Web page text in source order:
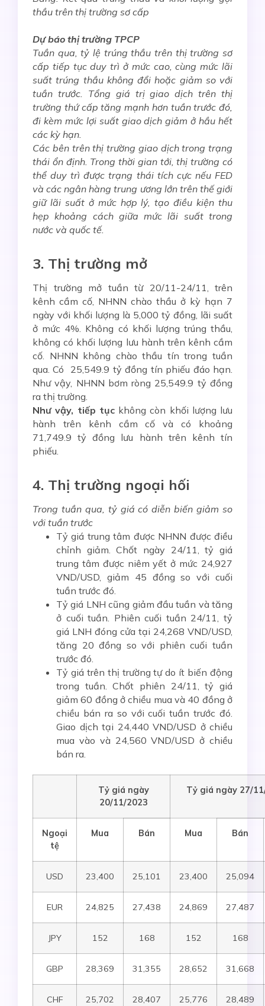
thầu trên thị trường sơ cấp
Dự báo thị trường TPCP
Tuần qua, tỷ lệ trúng thầu trên thị trường sơ
cấp tiếp tụcduy trì ở mức cao, cùng mức lãi
suất trúng thầu không đổi hoặc giảm so với
tuần trước. Tổng giá trị giao dịch trên thị
trường thứ cấp tăng mạnh hơn tuần trước đó,
đi kèm mức lợi suất giao dịch giảm ở hầu hết
các kỳ hạn.
Các bên trên thị trường giao dịch trong trạng
thái ổn định. Trong thời gian tới, thị trường có
thể duy trì được trạng thái tích cực nếu FED
và các ngân hàng trung ương lớn trên thế giới
giữ lãi suất ở mức hợp lý, tạo điều kiện thu
hẹp khoảng cách giữa mức lãi suất trong
nước và quốc tế.
3. Thị trường mở
Thị trường mở tuần từ 20/11-24/11, trên
kênh cầm cố, NHNN chào thầu ở kỳ hạn 7
ngày với khối lượng là 5,000 tỷ đồng, lãi suất
ở mức 4%. Không có khối lượng trúng thầu,
không có khối lượng lưu hành trên kênh cầm
cố. NHNN không chào thầu tín trong tuần
qua. Có 25,549.9 tỷ đồng tín phiếu đáo hạn.
Như vậy, NHNN bơm ròng 25,549.9 tỷ đồng
ra thị trường.
Như vậy, tiếp tục không còn khối lượng lưu
hành trên kênh cầm cố và có khoảng
71,749.9 tỷ đồng lưu hành trên kênh tín
phiếu.
4. Thị trường ngoại hối
Trong tuần qua, tỷ giá có diễn biến giảm so
với tuần trước
Tỷ giá trung tâm được NHNN được điều
chỉnh giảm. Chốt ngày 24/11, tỷ giá
trung tâm được niêm yết ở mức 24,927
VND/USD, giảm 45 đồng so với cuối
tuần trước đó.
Tỷ giá LNH cũng giảm đầu tuần và tăng
ở cuối tuần. Phiên cuối tuần 24/11, tỷ
giá LNH đóng cửa tại 24,268 VND/USD,
tăng 20 đồng so với phiên cuối tuần
trước đó.
Tỷ giá trên thị trường tự do ít biến động
trong tuần. Chốt phiên 24/11, tỷ giá
giảm 60 đồng ở chiều mua và 40 đồng ở
chiều bán ra so với cuối tuần trước đó.
Giao dịch tại 24,440 VND/USD ở chiều
mua vào và 24,560 VND/USD ở chiều
bán ra.
Tỷ giá ngày
20/11/2023
Tỷ giá ngày 27/11
Ngoại
tệ
Mua Bán Mua Bán
USD 23,400 25,101 23,400 25,094
EUR 24,825 27,438 24,869 27,487
JPY 152 168 152 168
GBP 28,369 31,355 28,652 31,668
CHF 25,702 28,407 25,776 28,489